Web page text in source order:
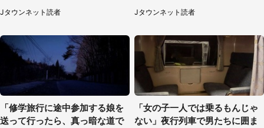
（千葉県・10代女性）
Jタウンネット読者
が...（埼玉県・50代女性）
Jタウンネット読者
「修学旅行に途中参加する娘を
送って行ったら、真っ暗な道で
「女の子一人では乗るもんじゃ
ない」夜行列車で男たちに囲ま